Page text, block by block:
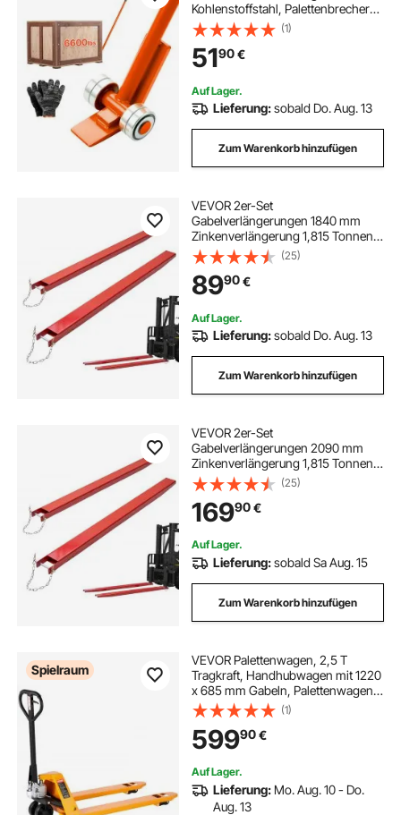
Kohlenstoffstahl, Palettenbrecher
mit Rollen, 149 cm
Abbruchwerkzeug für große
Paletten, schwere Gegenstände,
Betonblöcke & Schwerlasttransport
(1)
5190€
Auf Lager.
Lieferung:sobald Do. Aug. 13
Zum Warenkorb hinzufügen
VEVOR 2er-Set
Gabelverlängerungen 1840 mm
Zinkenverlängerung 1,815 Tonnen
Tragfähigkeit Gabelzinken Q235
Kohlenstoffstahl einteiliges Design
Palettengabelverlängerung
Kompatibel mit 106 mm Gabeln
(25)
8990€
Auf Lager.
Lieferung:sobald Do. Aug. 13
Zum Warenkorb hinzufügen
VEVOR 2er-Set
Gabelverlängerungen 2090 mm
Zinkenverlängerung 1,815 Tonnen
Tragfähigkeit Gabelzinken Q235
Kohlenstoffstahl einteiliges Design
Palettengabelverlängerung
Kompatibel mit 106 mm Gabeln
(25)
16990€
Auf Lager.
Lieferung:sobald Sa Aug. 15
Zum Warenkorb hinzufügen
Spielraum
VEVOR Palettenwagen, 2,5 T
Tragkraft, Handhubwagen mit 1220
x 685 mm Gabeln, Palettenwagen
mit 8,5–18 cm Gabelhubhöhe,
Palettenhubwagen für Fabriken,
Lagerhallen, Supermärkte & LKW-
Beladung
(1)
59990€
Auf Lager.
Lieferung: Mo. Aug. 10 - Do.
Aug. 13